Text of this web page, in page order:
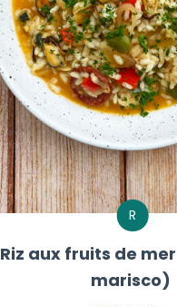
R
Riz aux fruits de
marisco)